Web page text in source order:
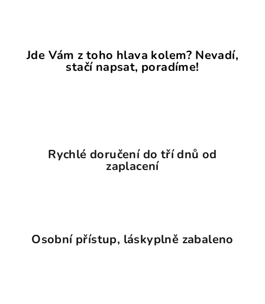
Jde Vám z toho hlava kolem? Nevadí,
stačí napsat, poradíme!
Rychlé doručení do tří dnů od
zaplacení
Osobní přístup, láskyplně zabaleno